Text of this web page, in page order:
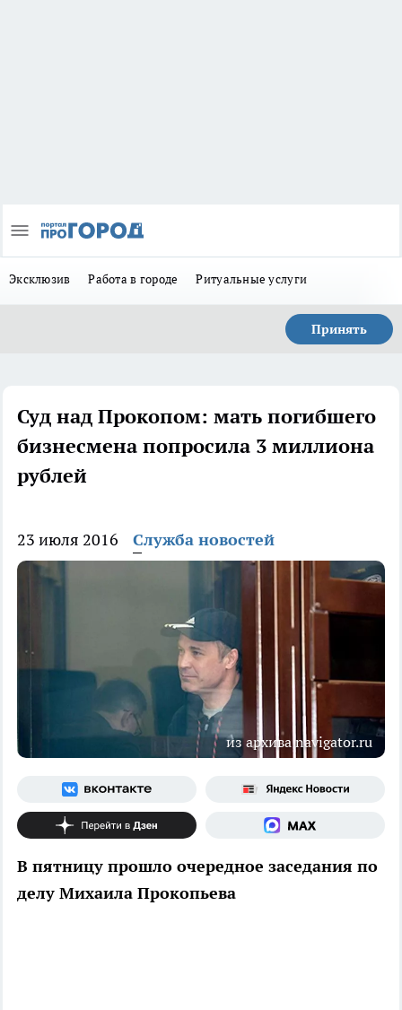
Эксклюзив Работа в городе Ритуальные услуги
Принять
Суд над Прокопом: мать погибшего
бизнесмена попросила 3 миллиона
рублей
23 июля 2016 Служба новостей
из архива navigator.ru
В пятницу прошло очередное заседания по
делу Михаила Прокопьева